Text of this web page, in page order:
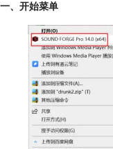
一、开始菜单